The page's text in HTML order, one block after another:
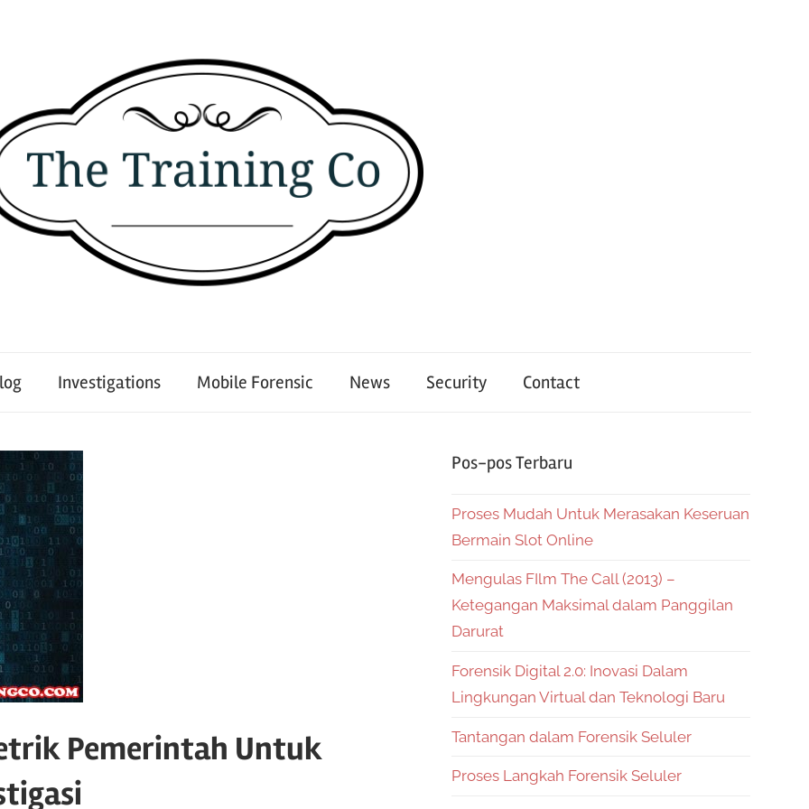
Investigations Mobile Forensic News Security Contact
Pemerintah Untuk
Pos-pos Terbaru
Proses Mudah Untuk Merasakan Keseruan
Bermain Slot Online
Mengulas FIlm The Call (2013) –
Ketegangan Maksimal dalam Panggilan
Darurat
Forensik Digital 2.0: Inovasi Dalam
Lingkungan Virtual dan Teknologi Baru
Tantangan dalam Forensik Seluler
Proses Langkah Forensik Seluler